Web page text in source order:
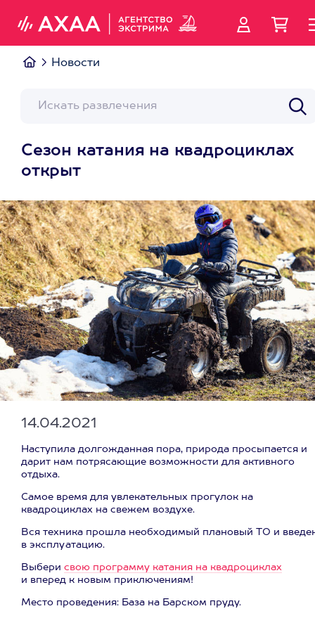
Новости
Сезон катания на квадроциклах
открыт
14.04.2021
Наступила долгожданная пора, природа просыпается и
дарит нам потрясающие возможности для активного
отдыха.
Самое время для увлекательных прогулок на
квадроциклах на свежем воздухе.
Вся техника прошла необходимый плановый ТО и
в эксплуатацию.
Выбери свою программу катания на квадроциклах
и вперед к новым приключениям!
Место проведения: База на Барском пруду.